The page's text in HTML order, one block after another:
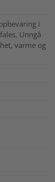
i
Unngå
varme og